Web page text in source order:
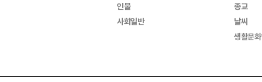
인물
사회일반
종교
날씨
생활문